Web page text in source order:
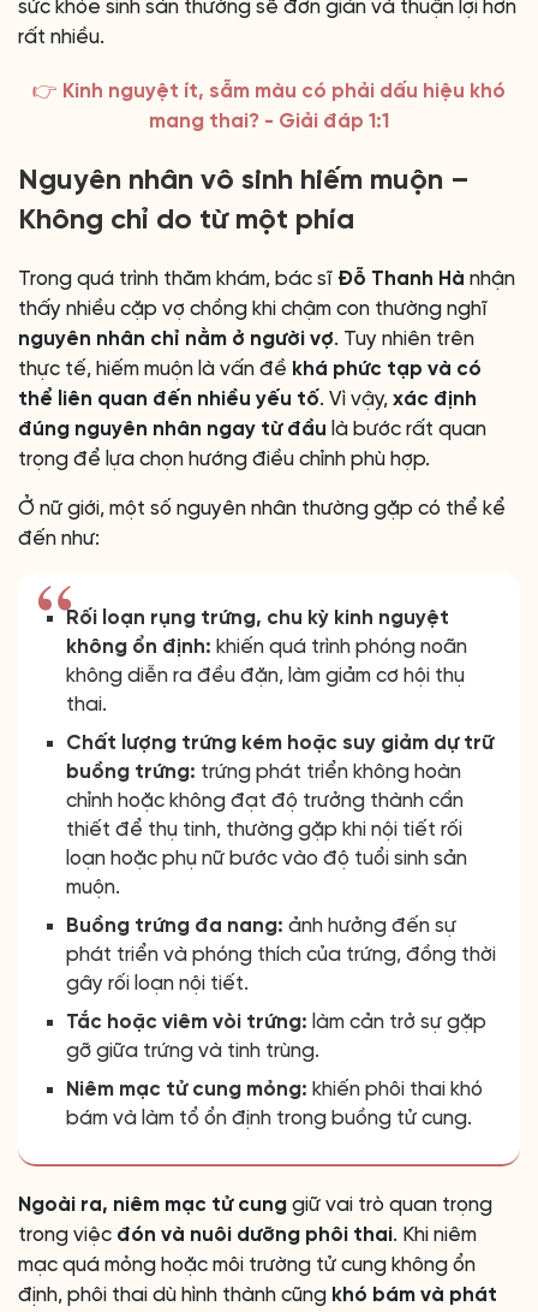
sức khỏe sinh sản thường sẽ đơn giản và thuận lợi hơn
rất nhiều.
👉 Kinh nguyệt ít, sẫm màu có phải dấu hiệu khó
mang thai? - Giải đáp 1:1
Nguyên nhân vô sinh hiếm muộn –
Không chỉ do từ một phía
Trong quá trình thăm khám, bác sĩ Đỗ Thanh Hà nhận
thấy nhiều cặp vợ chồng khi chậm con thường nghĩ
nguyên nhân chỉ nằm ở người vợ. Tuy nhiên trên
thực tế, hiếm muộn là vấn đề khá phức tạp và có
thể liên quan đến nhiều yếu tố. Vì vậy, xác định
đúng nguyên nhân ngay từ đầu là bước rất quan
trọng để lựa chọn hướng điều chỉnh phù hợp.
Ở nữ giới, một số nguyên nhân thường gặp có thể kể
đến như:
Rối loạn rụng trứng, chu kỳ kinh nguyệt
không ổn định: khiến quá trình phóng noãn
không diễn ra đều đặn, làm giảm cơ hội thụ
thai.
Chất lượng trứng kém hoặc suy giảm dự trữ
buồng trứng: trứng phát triển không hoàn
chỉnh hoặc không đạt độ trưởng thành cần
thiết để thụ tinh, thường gặp khi nội tiết rối
loạn hoặc phụ nữ bước vào độ tuổi sinh sản
muộn.
Buồng trứng đa nang: ảnh hưởng đến sự
phát triển và phóng thích của trứng, đồng thời
gây rối loạn nội tiết.
Tắc hoặc viêm vòi trứng: làm cản trở sự gặp
gỡ giữa trứng và tinh trùng.
Niêm mạc tử cung mỏng: khiến phôi thai khó
bám và làm tổ ổn định trong buồng tử cung.
Ngoài ra, niêm mạc tử cung giữ vai trò quan trọng
trong việc đón và nuôi dưỡng phôi thai. Khi niêm
mạc quá mỏng hoặc môi trường tử cung không ổn
định, phôi thai dù hình thành cũng khó bám và phát